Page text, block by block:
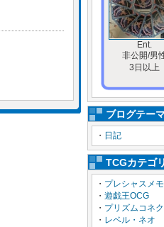
Ent.
非公開/男
3日以上
ブログテー
・ 日記
TCGカテゴリ
・ プレシャスメ
・ 遊戯王OCG
・ プリズムコネク
・ レベル・ネオ